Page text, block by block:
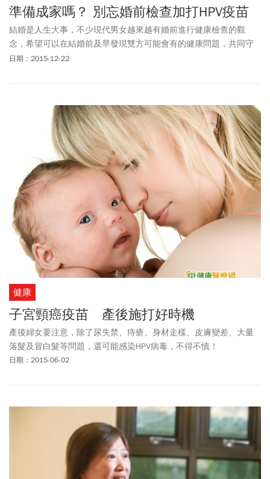
準備成家嗎？ 別忘婚前檢查加打HPV疫苗
結婚是人生大事，不少現代男女越來越有婚前進行健康檢查的觀
念，希望可以在結婚前及早發現雙方可能會有的健康問題，共同守
護下一代的健康。
日期：2015-12-22
健康
子宮頸癌疫苗 產後施打好時機
產後婦女要注意，除了尿失禁、痔瘡、身材走樣、皮膚變差、大量
落髮及冒白髮等問題，還可能感染HPV病毒，不得不慎！
日期：2015-06-02